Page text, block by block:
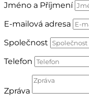
Jméno a Příjmení
E-mailová adresa
Společnost
Telefon
Zpráva